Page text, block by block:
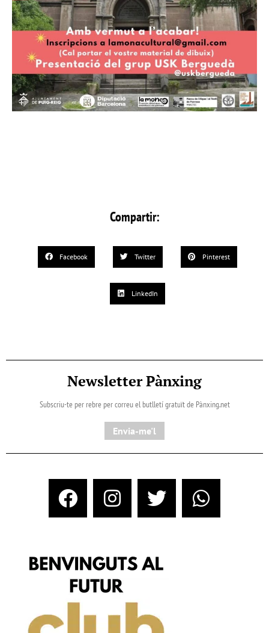
Compartir:
Facebook Twitter Pinterest
LinkedIn
Newsletter Pànxing
Subscriu-te per rebre per correu el butlletí gratuït de Pànxing.net​
Envia-me'l